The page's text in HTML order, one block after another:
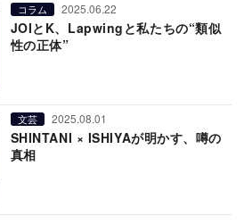
コラム 2025.06.22
JOIとK、Lapwingと私たちの“類似
性の正体”
文芸 2025.08.01
SHINTANI × ISHIYAが明かす、噂の
真相